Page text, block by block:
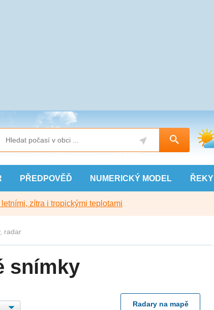
PŘEDPOVĚĎ NUMERICKÝ MODEL ŘEKY
zítra i tropickými teplotami
radar
snímky
Radary na mapě